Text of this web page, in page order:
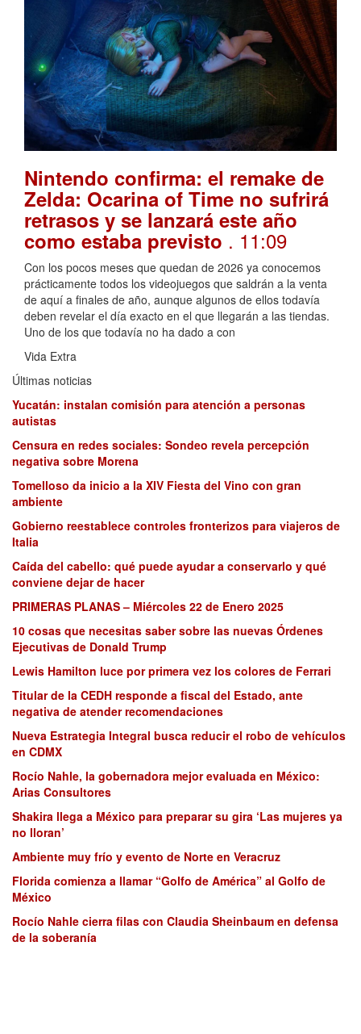
Nintendo confirma: el remake de
Zelda: Ocarina of Time no sufrirá
retrasos y se lanzará este año
como estaba previsto . 11:09
Con los pocos meses que quedan de 2026 ya conocemos
prácticamente todos los videojuegos que saldrán a la venta
de aquí a finales de año, aunque algunos de ellos todavía
deben revelar el día exacto en el que llegarán a las tiendas.
Uno de los que todavía no ha dado a con
Vida Extra
Últimas noticias
Yucatán: instalan comisión para atención a personas
autistas
Censura en redes sociales: Sondeo revela percepción
negativa sobre Morena
Tomelloso da inicio a la XIV Fiesta del Vino con gran
ambiente
Gobierno reestablece controles fronterizos para viajeros de
Italia
Caída del cabello: qué puede ayudar a conservarlo y qué
conviene dejar de hacer
PRIMERAS PLANAS – Miércoles 22 de Enero 2025
10 cosas que necesitas saber sobre las nuevas Órdenes
Ejecutivas de Donald Trump
Lewis Hamilton luce por primera vez los colores de Ferrari
Titular de la CEDH responde a fiscal del Estado, ante
negativa de atender recomendaciones
Nueva Estrategia Integral busca reducir el robo de vehículos
en CDMX
Rocío Nahle, la gobernadora mejor evaluada en México:
Arias Consultores
Shakira llega a México para preparar su gira ‘Las mujeres ya
no lloran’
Ambiente muy frío y evento de Norte en Veracruz
Florida comienza a llamar “Golfo de América” al Golfo de
México
Rocío Nahle cierra filas con Claudia Sheinbaum en defensa
de la soberanía